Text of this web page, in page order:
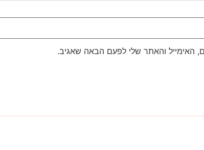
האימייל והאתר שלי לפעם הבאה שאגיב.